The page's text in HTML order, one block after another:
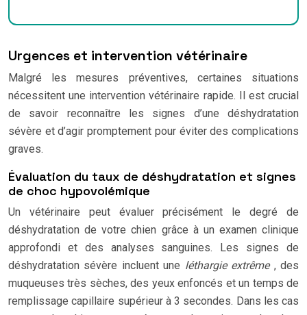
Urgences et intervention vétérinaire
Malgré les mesures préventives, certaines situations
nécessitent une intervention vétérinaire rapide. Il est crucial
de savoir reconnaître les signes d’une déshydratation
sévère et d’agir promptement pour éviter des complications
graves.
Évaluation du taux de déshydratation et signes
de choc hypovolémique
Un vétérinaire peut évaluer précisément le degré de
déshydratation de votre chien grâce à un examen clinique
approfondi et des analyses sanguines. Les signes de
déshydratation sévère incluent une léthargie extrême , des
muqueuses très sèches, des yeux enfoncés et un temps de
remplissage capillaire supérieur à 3 secondes. Dans les cas